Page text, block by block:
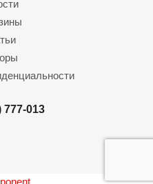
777-013